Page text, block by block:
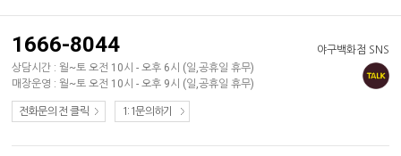
야구백화점 SNS
1666-8044
상담시간 : 월~토 오전 10시 - 오후 6시 (일,공휴일 휴무)
매장운영 : 월~토 오전 10시 - 오후 9시 (일,공휴일 휴무)
전화문의 전 클릭 1:1문의하기